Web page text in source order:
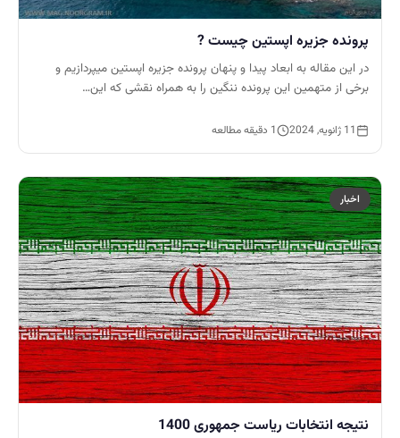
پرونده جزیره اپستین چیست ?
در این مقاله به ابعاد پیدا و پنهان پرونده جزیره اپستین میپردازیم و
برخی از متهمین این پرونده ننگین را به همراه نقشی که این…
11 ژانویه, 2024 1 دقیقه مطالعه
اخبار
نتیجه انتخابات ریاست جمهوری 1400